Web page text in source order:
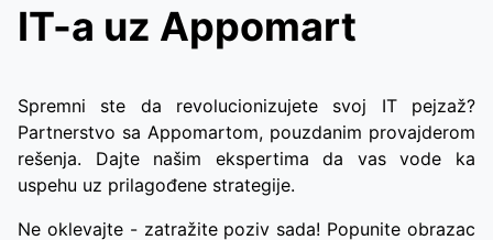
IT-a uz Appomart
Spremni ste da revolucionizujete svoj IT pejzaž?
Partnerstvo sa Appomartom, pouzdanim provajderom
rešenja. Dajte našim ekspertima da vas vode ka
uspehu uz prilagođene strategije.
Ne oklevajte - zatražite poziv sada! Popunite obrazac